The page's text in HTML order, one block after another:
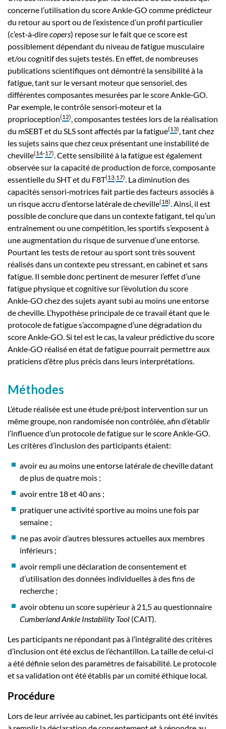
concerne l’utilisation du score Ankle‑GO comme prédicteur
du retour au sport ou de l’existence d’un profil particulier
(c’est‑à‑direcopers) repose sur le fait que ce score est
possiblement dépendant du niveau de fatigue musculaire
et/ou cognitif des sujets testés. En effet, de nombreuses
publications scientifiques ont démontré la sensibilité à la
fatigue, tant sur le versant moteur que sensoriel, des
différentes composantes mesurées par le score Ankle‑GO.
Par exemple, le contrôle sensori‑moteur et la
proprioception(12) , composantes testées lors de la réalisation
du mSEBT et du SLS sont affectés par la fatigue(13) , tant chez
les sujets sains que chez ceux présentant une instabilité de
cheville(14‑17) . Cette sensibilité à la fatigue est également
observée sur la capacité de production de force, composante
essentielle du SHT et du F8T(13 17) . La diminution des
capacités sensori‑motrices fait partie des facteurs associés à
un risque accru d’entorse latérale de cheville(18) . Ainsi, il est
possible de conclure que dans un contexte fatigant, tel qu’un
entraînement ou une compétition, les sportifs s’exposent à
une augmentation du risque de survenue d’une entorse.
Pourtant les tests de retour au sport sont très souvent
réalisés dans un contexte peu stressant, en cabinet et sans
fatigue. Il semble donc pertinent de mesurer l’effet d’une
fatigue physique et cognitive sur l’évolution du score
Ankle‑GO chez des sujets ayant subi au moins une entorse
de cheville. L’hypothèse principale de ce travail étant que le
protocole de fatigue s’accompagne d’une dégradation du
score Ankle‑GO. Si tel est le cas, la valeur prédictive du score
Ankle‑GO réalisé en état de fatigue pourrait permettre aux
praticiens d’être plus précis dans leurs interprétations.
Méthodes
L’étude réalisée est une étude pré/post intervention sur un
même groupe, non randomisée non contrôlée, afin d’établir
l’influence d’un protocole de fatigue sur le score Ankle‑GO.
Les critères d’inclusion des participants étaient:
avoir eu au moins une entorse latérale de cheville datant
de plus de quatre mois ;
avoir entre 18 et 40 ans ;
pratiquer une activité sportive au moins une fois par
semaine ;
ne pas avoir d’autres blessures actuelles aux membres
inférieurs ;
avoir rempli une déclaration de consentement et
d’utilisation des données individuelles à des fins de
recherche ;
avoir obtenu un score supérieur à 21,5 au questionnaire
Cumberland Ankle Instability Tool (CAIT).
Les participants ne répondant pas à l’intégralité des critères
d’inclusion ont été exclus de l’échantillon. La taille de celui‑ci
a été définie selon des paramètres de faisabilité. Le protocole
et sa validation ont été établis par un comité éthique local.
Procédure
Lors de leur arrivée au cabinet, les participants ont été invités